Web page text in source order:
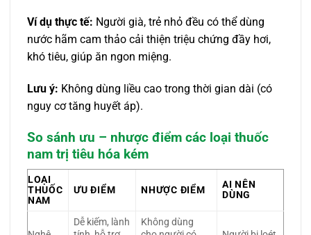
Ví dụ thực tế: Người già, trẻ nhỏ đều có thể dùng
nước hãm cam thảo cải thiện triệu chứng đầy hơi,
khó tiêu, giúp ăn ngon miệng.
Lưu ý: Không dùng liều cao trong thời gian dài (có
nguy cơ tăng huyết áp).
So sánh ưu – nhược điểm các loại thuốc
nam trị tiêu hóa kém
LOẠI
THUỐC
NAM
ƯU ĐIỂM NHƯỢC ĐIỂM
AI NÊN
DÙNG
Dễ kiếm, lành
Không dùng